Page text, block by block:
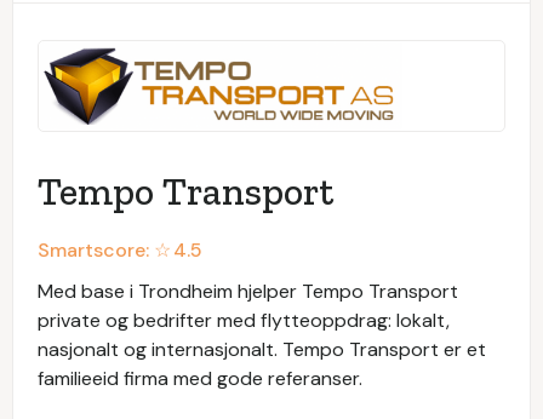
Tempo Transport
Smartscore: ☆4.5
Med base i Trondheim hjelper Tempo Transport
private og bedrifter med flytteoppdrag: lokalt,
nasjonalt og internasjonalt. Tempo Transport er et
familieeid firma med gode referanser.